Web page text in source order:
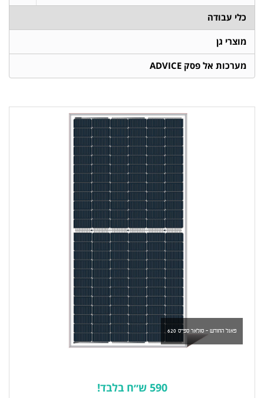
כלי עבודה
מוצרי גן
מערכות אל פסק ADVICE
פאנל החודש - סולאר ספייס 620
590 ש״ח בלבד!